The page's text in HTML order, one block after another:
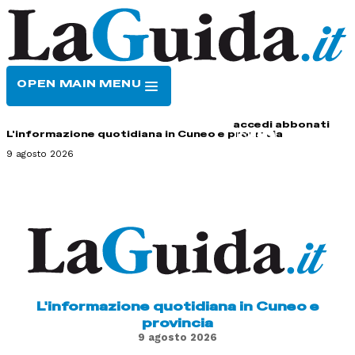
OPEN MAIN MENU
accedi abbonati
L'informazione quotidiana in Cuneo e provincia
9 agosto 2026
L'informazione quotidiana in Cuneo e
provincia
9 agosto 2026